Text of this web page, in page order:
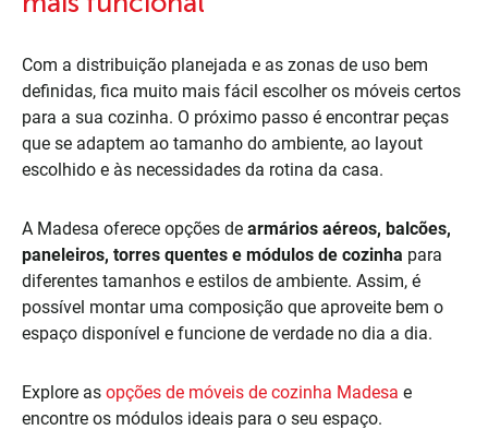
Com a distribuição planejada e as zonas de uso bem
definidas, fica muito mais fácil escolher os móveis certos
para a sua cozinha. O próximo passo é encontrar peças
que se adaptem ao tamanho do ambiente, ao layout
escolhido e às necessidades da rotina da casa.
A Madesa oferece opções de armários aéreos, balcões,
paneleiros, torres quentes e módulos de cozinha para
diferentes tamanhos e estilos de ambiente. Assim, é
possível montar uma composição que aproveite bem o
espaço disponível e funcione de verdade no dia a dia.
Explore as opções de móveis de cozinha Madesa e
encontre os módulos ideais para o seu espaço.